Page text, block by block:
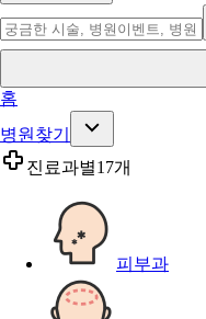
홈
병원찾기
진료과별17개
피부과